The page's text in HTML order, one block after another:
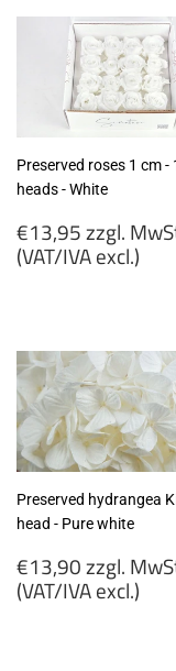
MwSt
(VAT/IVA
excl.)
Preserved roses 1 cm -
heads - White
Regular
price
€13,95 zzgl.
(VAT/IVA excl.)
MwSt
(VAT/IVA
excl.)
Preserved hydrangea
head - Pure white
Regular
price
€13,90 zzgl.
(VAT/IVA excl.)